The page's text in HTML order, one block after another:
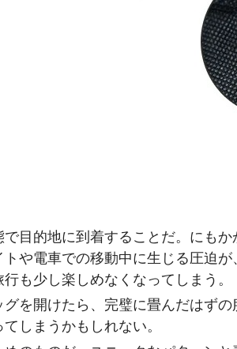
目的地に到着することだ。にも
や電車での移動中に生じる圧迫
も少し楽しめなくなってしまう。
を開けたら、完璧に畳んだはず
しまうかもしれない。